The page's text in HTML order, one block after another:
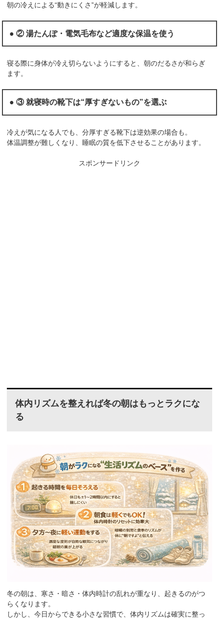
朝の冷えによる“動きにくさ”が軽減します。
● ② 湯たんぽ・電気毛布など適度な保温を使う
寝る際に身体が冷え切らないようにすると、朝のだるさが和らぎ
ます。
● ③ 就寝時の靴下は“厚すぎないもの”を選ぶ
冷えが気になる人でも、分厚すぎる靴下は逆効果の場合も。
体温調整が難しくなり、睡眠の質を低下させることがあります。
スポンサードリンク
体内リズムを整えれば冬の朝はもっとラクにな
る
冬の朝は、寒さ・暗さ・体内時計の乱れが重なり、起きるのがつ
らくなります。
しかし、今日からできる小さな習慣で、体内リズムは確実に整っ